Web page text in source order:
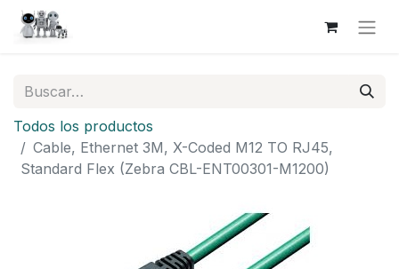
Todos los productos
Cable, Ethernet 3M, X-Coded M12 TO RJ45,
Standard Flex (Zebra CBL-ENT00301-M1200)